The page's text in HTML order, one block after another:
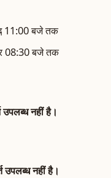
11:00 बजे तक
08:30 बजे तक
नहीं है।
उपलब्ध नहीं है।